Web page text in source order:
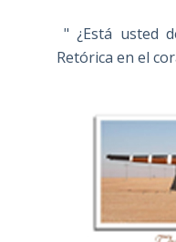
" ¿Está usted
Retórica en el